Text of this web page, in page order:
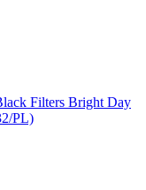
Filters Bright Day
PL)